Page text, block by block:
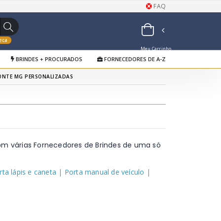
FAQ
Meu Carrinho
de Orçamentos
BRINDES + PROCURADOS FORNECEDORES DE A-Z
MG PERSONALIZADAS
várias Fornecedores de Brindes de uma só
lápis e caneta | Porta manual de veículo |